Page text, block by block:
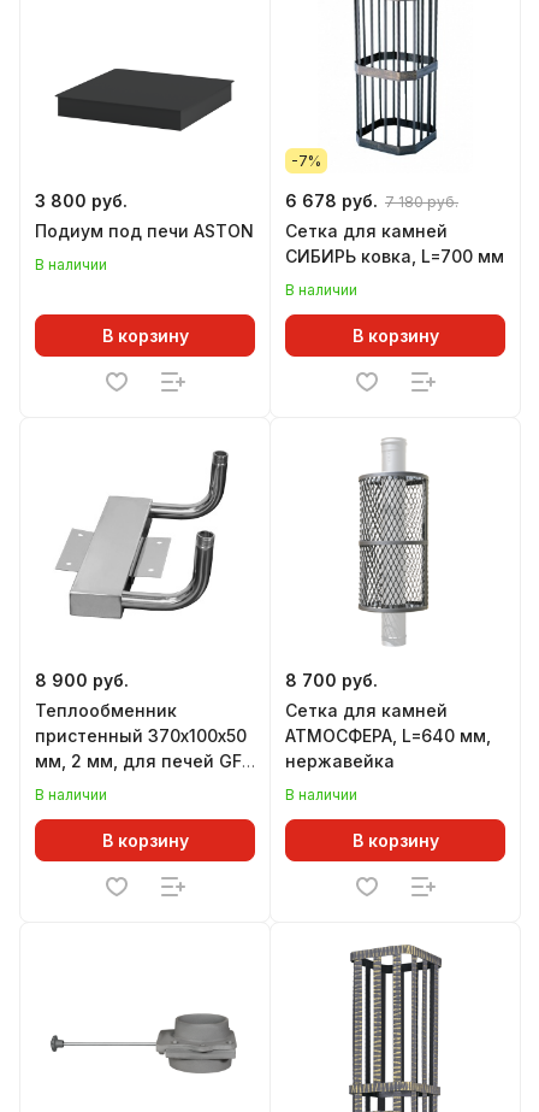
3 800 руб.
Подиум под печи ASTON
В наличии
В корзину
-7%
6 678 руб. 7 180 руб.
Сетка для камней
СИБИРЬ ковка, L=700 мм
В наличии
В корзину
8 900 руб.
Теплообменник
пристенный 370х100х50
мм, 2 мм, для печей GFS
ЗК 18 и ГРОМ 30, 40
В наличии
В корзину
8 700 руб.
Сетка для камней
АТМОСФЕРА, L=640 мм,
нержавейка
В наличии
В корзину